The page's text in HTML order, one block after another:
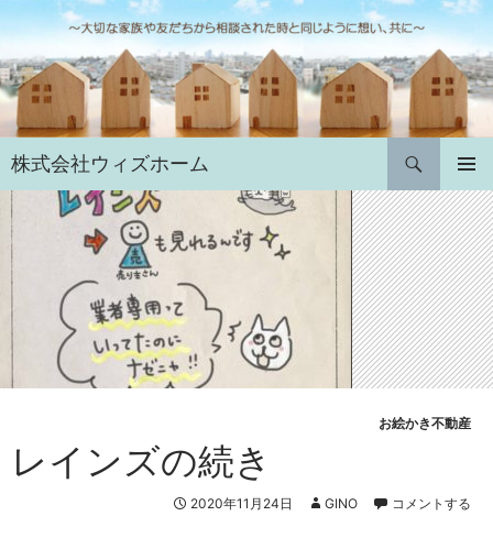
ン
テ
ン
ツ
へ
ス
キ
ッ
プ
株式会社ウィズホーム
検
索
メインメ
ニュー
お絵かき不動産
レインズの続き
2020年11月24日 GINO コメントする